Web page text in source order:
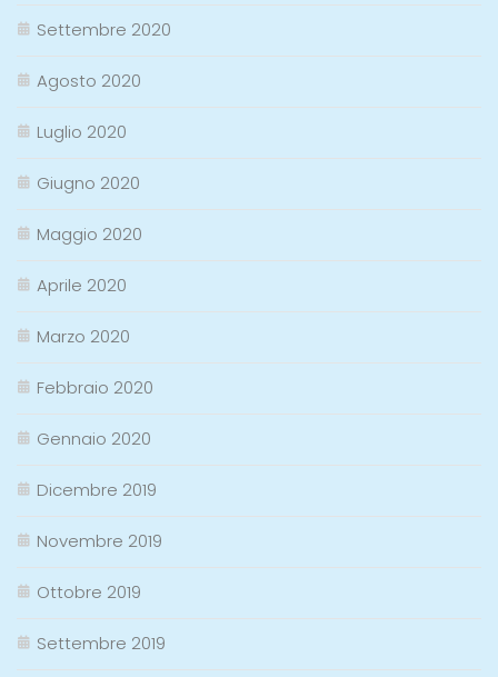
Settembre 2020
Agosto 2020
Luglio 2020
Giugno 2020
Maggio 2020
Aprile 2020
Marzo 2020
Febbraio 2020
Gennaio 2020
Dicembre 2019
Novembre 2019
Ottobre 2019
Settembre 2019